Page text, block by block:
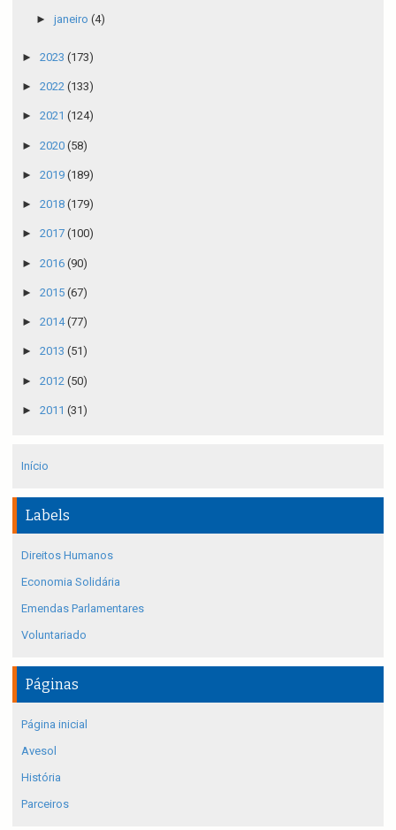
► janeiro (4)
► 2023 (173)
► 2022 (133)
► 2021 (124)
► 2020 (58)
► 2019 (189)
► 2018 (179)
► 2017 (100)
► 2016 (90)
► 2015 (67)
► 2014(77)
► 2013 (51)
► 2012 (50)
► 2011 (31)
Início
Labels
Direitos Humanos
Economia Solidária
Emendas Parlamentares
Voluntariado
Páginas
Página inicial
Avesol
História
Parceiros